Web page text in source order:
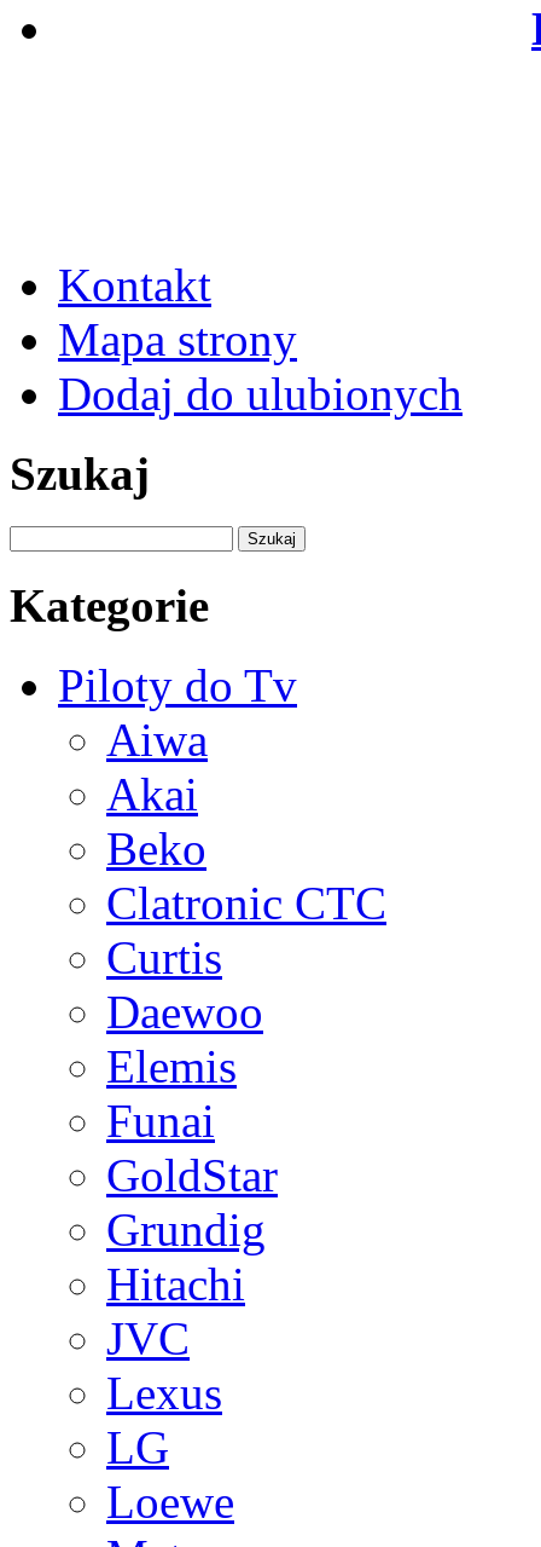
Kontakt
Mapa strony
Dodaj do ulubionych
Szukaj
Kategorie
Piloty do Tv
Aiwa
Akai
Beko
Clatronic CTC
Curtis
Daewoo
Elemis
Funai
GoldStar
Grundig
Hitachi
JVC
Lexus
LG
Loewe